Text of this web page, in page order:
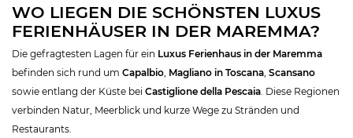
WO LIEGEN DIE SCHÖNSTEN LUXUS
FERIENHÄUSER IN DER MAREMMA?
Die gefragtesten Lagen für ein Luxus Ferienhaus in der Maremma
befinden sich rund um Capalbio, Magliano in Toscana, Scansano
sowie entlang der Küste bei Castiglione della Pescaia. Diese Regionen
verbinden Natur, Meerblick und kurze Wege zu Stränden und
Restaurants.